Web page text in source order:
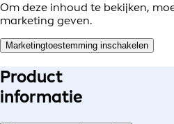
Om deze inhoud te bekijken,
marketing geven.
Marketingtoestemming inschakelen
Product
informatie